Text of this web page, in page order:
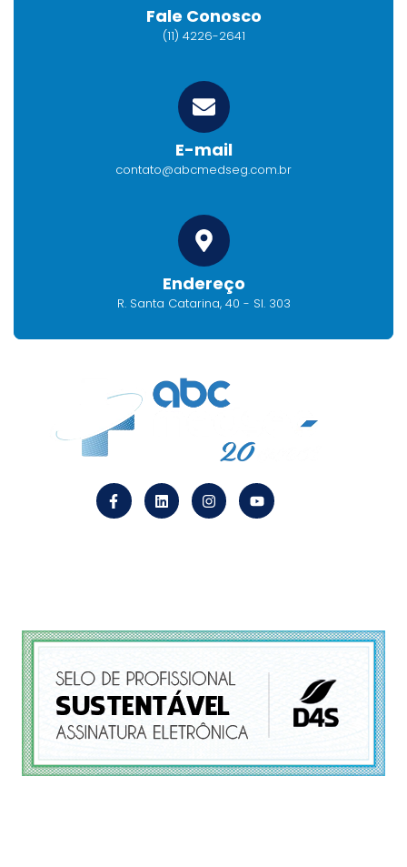
Fale Conosco
(11) 4226-2641
E-mail
contato@abcmedseg.com.br
Endereço
R. Santa Catarina, 40 - Sl. 303